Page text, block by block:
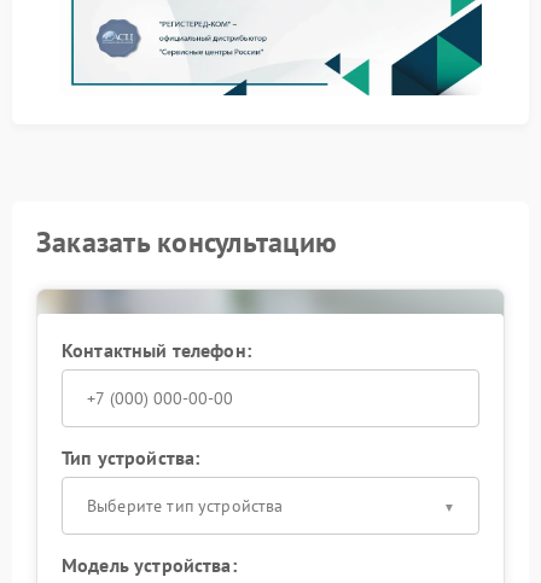
Сервисный центр Guide использует лицензионное
программное обеспечение, что гарантирует
корректную работу тепловизора после ремонта.
Заказать консультацию
Контактный телефон:
Тип устройства:
Выберите тип устройства
Модель устройства: